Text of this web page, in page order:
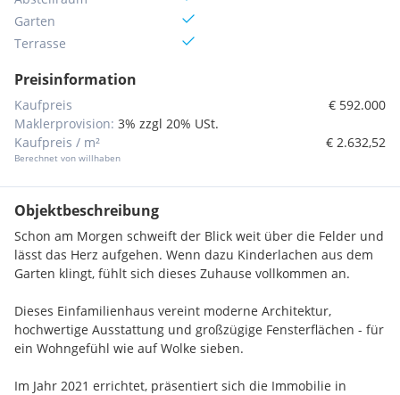
Garten
Terrasse
Preisinformation
Kaufpreis
€ 592.000
Maklerprovision: 3% zzgl 20% USt.
Kaufpreis / m²
Berechnet von willhaben
€ 2.632,52
Objektbeschreibung
Schon am Morgen schweift der Blick weit über die Felder und
lässt das Herz aufgehen. Wenn dazu Kinderlachen aus dem
Garten klingt, fühlt sich dieses Zuhause vollkommen an.
Dieses Einfamilienhaus vereint moderne Architektur,
hochwertige Ausstattung und großzügige Fensterflächen - für
ein Wohngefühl wie auf Wolke sieben.
Im Jahr 2021 errichtet, präsentiert sich die Immobilie in